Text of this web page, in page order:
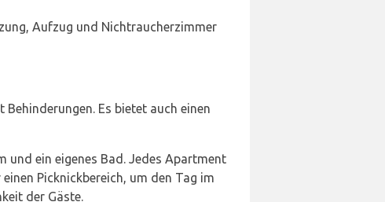
Aufzug und Nichtraucherzimmer
Es bietet auch einen
und ein eigenes Bad. Jedes Apartment
Picknickbereich, um den Tag im
der Gäste.